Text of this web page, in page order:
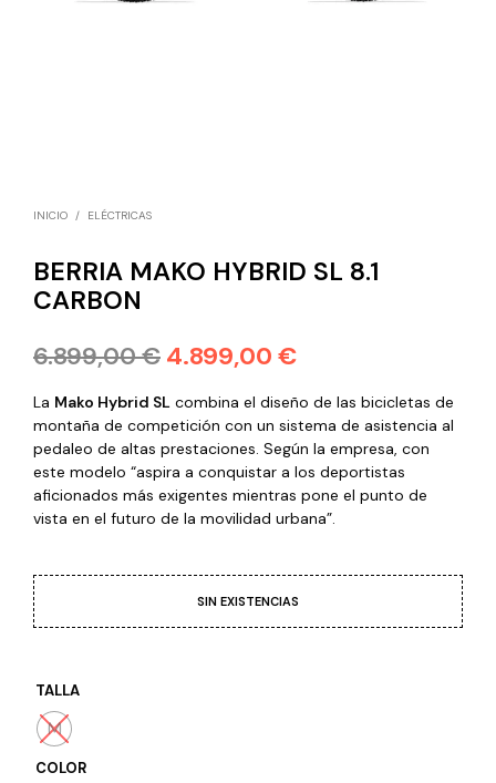
INICIO / ELÉCTRICAS
BERRIA MAKO HYBRID SL 8.1
CARBON
6.899,00€ 4.899,00 €
La Mako Hybrid SL combina el diseño de las bicicletas de
montaña de competición con un sistema de asistencia al
pedaleo de altas prestaciones. Según la empresa, con
este modelo “aspira a conquistar a los deportistas
aficionados más exigentes mientras pone el punto de
vista en el futuro de la movilidad urbana”.
SIN EXISTENCIAS
TALLA
M
COLOR